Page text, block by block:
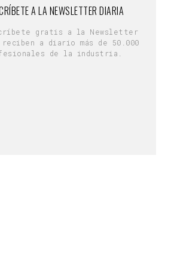
A LA NEWSLETTER DIARIA
gratis a la Newsletter
reciben a diario más de 50.000
de la industria.